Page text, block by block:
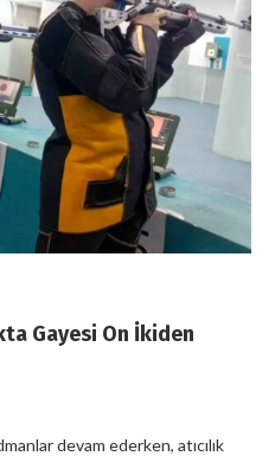
Gayesi On İkiden
devam ederken, atıcılık